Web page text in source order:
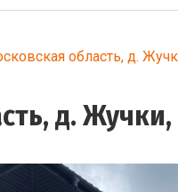
область, д.
д.